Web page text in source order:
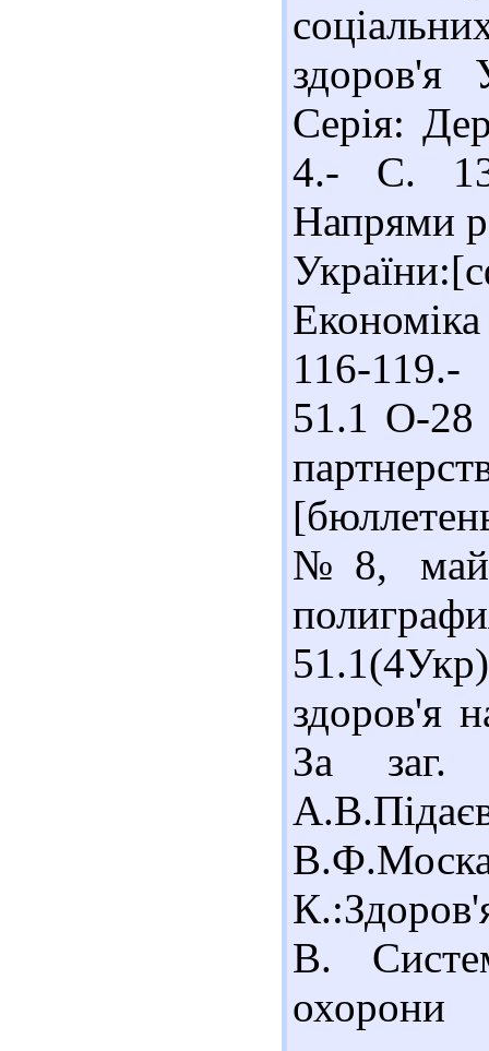
здоров'я
Серія:
4.- С.
Напрями
116-119.-
51.1 О-28
№8, май
здоров'я
За заг.
В.